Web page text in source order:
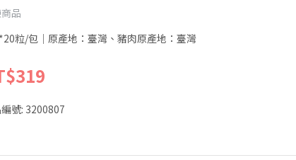
品
粒/包｜原產地：臺灣、豬肉原產地：臺灣
號: 3200807